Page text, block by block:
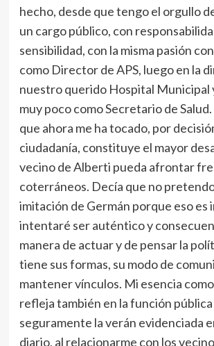
hecho, desde que tengo el orgullo
un cargo público, con
sensibilidad, con la misma pasión
como Director de APS, luego en la
nuestro querido Hospital Municipal
muy poco como Secretario de Salud.
que ahora me ha tocado, por
ciudadanía, constituye el mayor
vecino de Alberti pueda afrontar
coterráneos. Decía que no
imitación de Germán porque eso es
intentaré ser auténtico y
manera de actuar y de pensar la
tiene sus formas, su modo de
mantener vínculos. Mi esencia
refleja también en la función pública
seguramente la verán evidenciada
diario, al relacionarme con los